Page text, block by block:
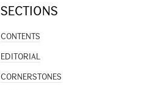
SECTIONS
CONTENTS
EDITORIAL
CORNERSTONES